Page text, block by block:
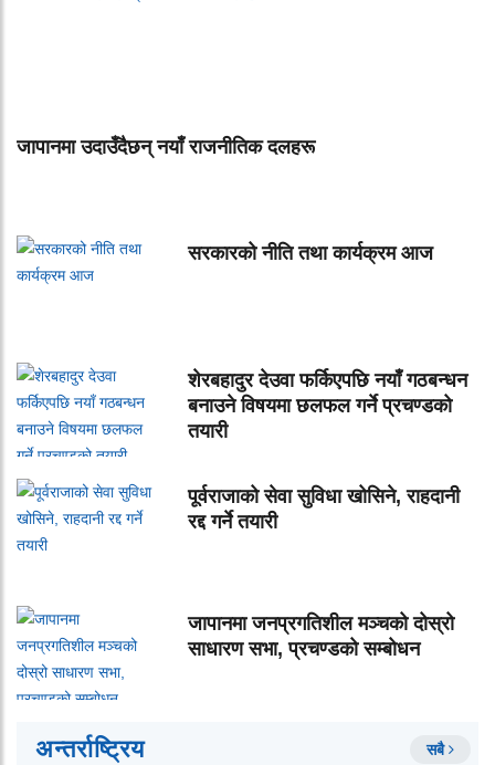
जापानमा उदाउँदैछन् नयाँ राजनीतिक दलहरू
सरकारको नीति तथा कार्यक्रम आज
शेरबहादुर देउवा फर्किएपछि नयाँ गठबन्धन
बनाउने विषयमा छलफल गर्ने प्रचण्डको
तयारी
पूर्वराजाको सेवा सुविधा खोसिने, राहदानी
रद्द गर्ने तयारी
जापानमा जनप्रगतिशील मञ्चको दोस्रो
साधारण सभा, प्रचण्डको सम्बोधन
अन्तर्राष्ट्रिय सबै